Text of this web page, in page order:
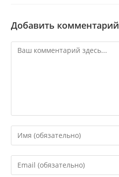
Добавить комментарий
Комментарий
Введите
свое
имя
или
Введите
свой